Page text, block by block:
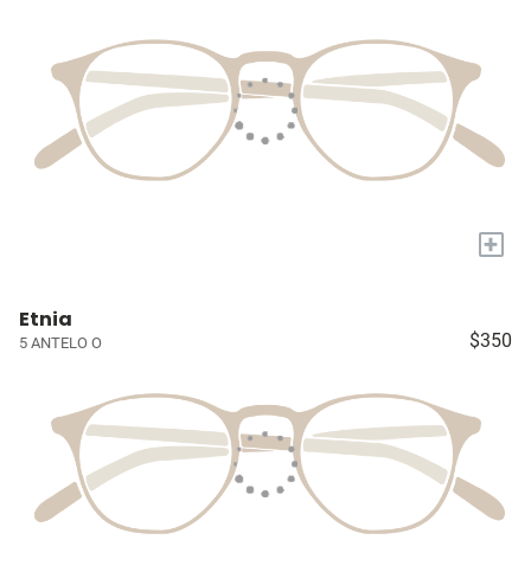
+
Etnia
5 ANTELO O $350